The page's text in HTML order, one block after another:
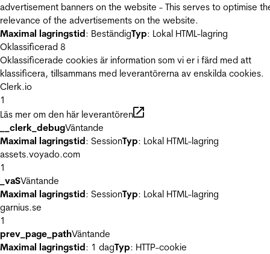
advertisement banners on the website - This serves to optimise
relevance of the advertisements on the website.
Maximal lagringstid: BeständigTyp: Lokal HTML-lagring
Oklassificerad 8
Oklassificerade cookies är information som vi er i färd med att
klassificera, tillsammans med leverantörerna av enskilda cookies.
Clerk.io
1
Läs mer om den här leverantören
__clerk_debugVäntande
Maximal lagringstid: SessionTyp: Lokal HTML-lagring
assets.voyado.com
1
_vaSVäntande
Maximal lagringstid: SessionTyp: Lokal HTML-lagring
garnius.se
1
prev_page_pathVäntande
Maximal lagringstid: 1 dagTyp: HTTP-cookie